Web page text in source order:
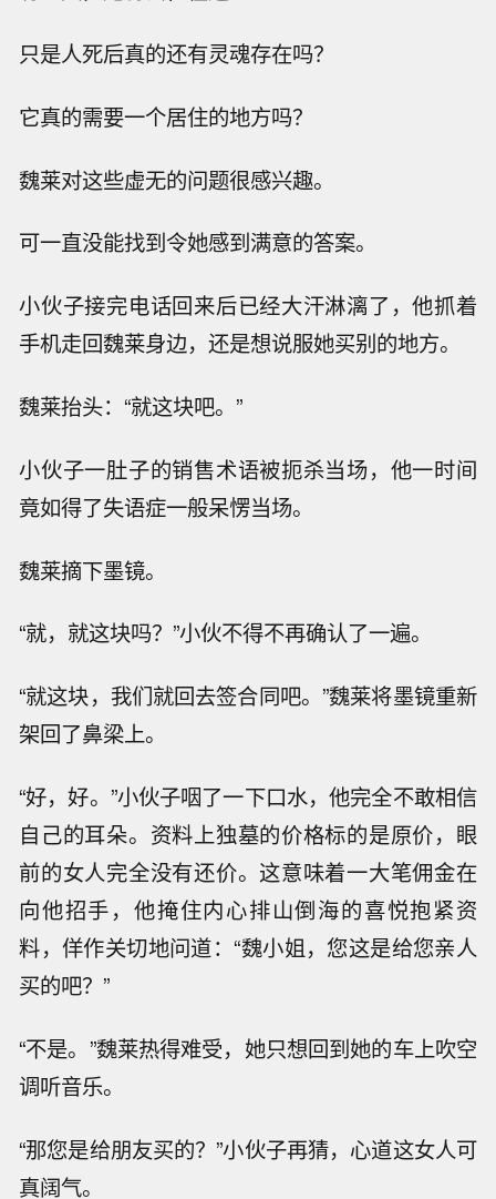
只是人死后真的还有灵魂存在吗？
它真的需要一个居住的地方吗？
魏莱对这些虚无的问题很感兴趣。
可一直没能找到令她感到满意的答案。
小伙子接完电话回来后已经大汗淋漓了，他抓着
手机走回魏莱身边，还是想说服她买别的地方。
魏莱抬头：“就这块吧。”
小伙子一肚子的销售术语被扼杀当场，他一时间
竟如得了失语症一般呆愣当场。
魏莱摘下墨镜。
“就，就这块吗？”小伙不得不再确认了一遍。
“就这块，我们就回去签合同吧。”魏莱将墨镜重新
架回了鼻梁上。
“好，好。”小伙子咽了一下口水，他完全不敢相信
自己的耳朵。资料上独墓的价格标的是原价，眼
前的女人完全没有还价。这意味着一大笔佣金在
向他招手，他掩住内心排山倒海的喜悦抱紧资
料，佯作关切地问道：“魏小姐，您这是给您亲人
买的吧？”
“不是。”魏莱热得难受，她只想回到她的车上吹空
调听音乐。
“那您是给朋友买的？”小伙子再猜，心道这女人可
真阔气。